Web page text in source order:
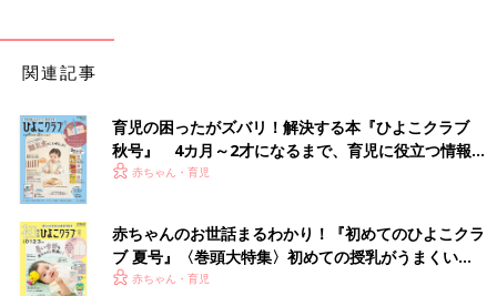
出典：Instagramアカウント「ayuccchiii」
ているので、洗面の壁につければすっきり収納ができるんだと
か！コップのふちは、水がきれやすいよう、とがった作りに♪ 浮
かせることで、清潔に使用できるのも良いですよね。
「DIYフック」でドライヤーのコードをすっきり収
納♪
関連記事
育児の困ったがズバリ！解決する本『ひよこクラブ
秋号』 4カ月～2才になるまで、育児に役立つ情報が
いっぱい！
赤ちゃん・育児
赤ちゃんのお世話まるわかり！『初めてのひよこクラ
ブ 夏号』〈巻頭大特集〉初めての授乳がうまくい
く！ おっぱい・ミルクの基本と夏のトラブル 解決テ
赤ちゃん・育児